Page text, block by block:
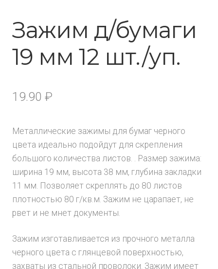
Зажим д/бумаги
19 мм 12 шт./уп.
19.90 ₽
Металлические зажимы для бумаг черного
цвета идеально подойдут для скрепления
большого количества листов. . Размер зажима:
ширина 19 мм, высота 38 мм, глубина закладки
11 мм. Позволяет скреплять до 80 листов
плотностью 80 г/кв.м. Зажим не царапает, не
рвет и не мнет документы.
Зажим изготавливается из прочного металла
черного цвета с глянцевой поверхностью,
захваты из стальной проволоки. Зажим имеет